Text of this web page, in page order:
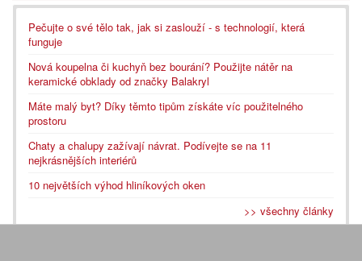
Pečujte o své tělo tak, jak si zaslouží - s technologií, která
funguje
Nová koupelna či kuchyň bez bourání? Použijte nátěr na
keramické obklady od značky Balakryl
Máte malý byt? Díky těmto tipům získáte víc použitelného
prostoru
Chaty a chalupy zažívají návrat. Podívejte se na 11
nejkrásnějších interiérů
10 největších výhod hliníkových oken
>> všechny články